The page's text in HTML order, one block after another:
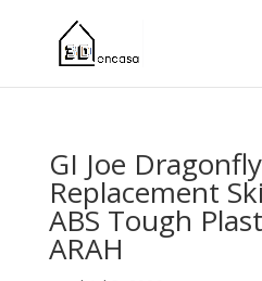
GI Joe Dragonfly
Replacement
ABS Tough
ARAH